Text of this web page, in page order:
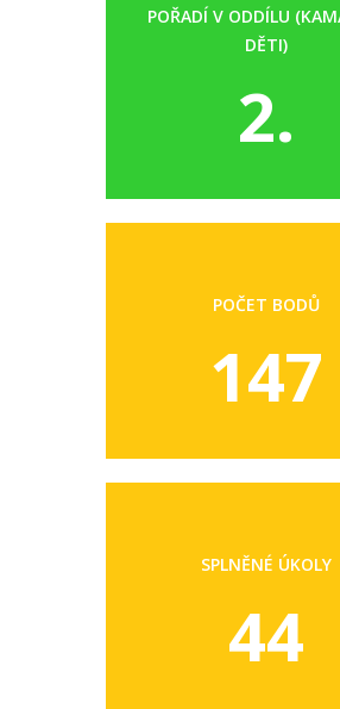
POŘADÍ V ODDÍLU
DĚTI)
2.
POČET BODŮ
147
SPLNĚNÉ ÚKOLY
44